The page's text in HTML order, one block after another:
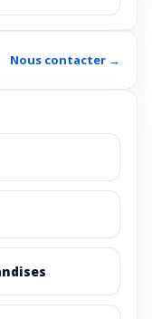
Nous contacter →